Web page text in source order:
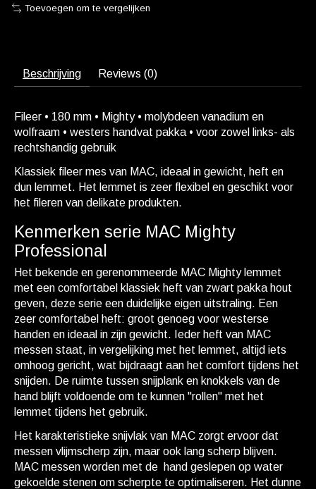
Toevoegen om te vergelijken
Beschrijving Reviews (0)
Fileer • 180 mm • Mighty • molybdeen vanadium en
wolfraam • westers handvat pakka • voor zowel links- als
rechtshandig gebruik
Klassiek fileer mes van MAC, ideaal in gewicht, heft en
dun lemmet. Het lemmet is zeer flexibel en geschikt voor
het fileren van delikate produkten.
Kenmerken serie MAC Mighty
Professional
Het bekende en gerenommeerde MAC Mighty lemmet
met een comfortabel klassiek heft van zwart pakka hout
geven, deze serie een duidelijke eigen uitstraling. Een
zeer comfortabel heft: groot genoeg voor westerse
handen en ideaal in zijn gewicht. Ieder heft van MAC
messen staat, in vergelijking met het lemmet, altijd iets
omhoog gericht, wat bijdraagt aan het comfort tijdens het
snijden. De ruimte tussen snijplank en knokkels van de
hand blijft voldoende om te kunnen "rollen" met het
lemmet tijdens het gebruik.
Het karakteristieke snijvlak van MAC zorgt ervoor dat
messen vlijmscherp zijn, maar ook lang scherp blijven.
MAC messen worden met de hand geslepen op water
gekoelde stenen om scherpte te optimaliseren. Het dunne